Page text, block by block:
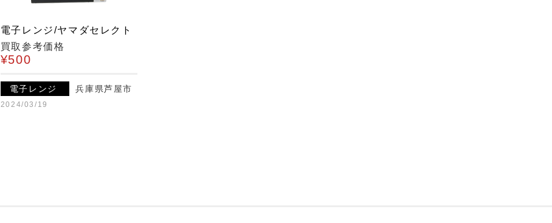
電子レンジ/ヤマダセレクト
買取参考価格
¥500
電子レンジ 兵庫県芦屋市
2024/03/19